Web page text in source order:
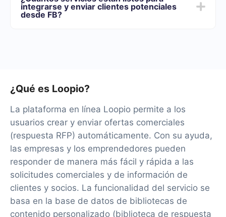
necesidades. Además, tienes la oportunidad de probar
el servicio de forma gratuita durante 14 días.
integrarse y enviar clientes potenciales
desde FB?
¿Qué es Loopio?
La plataforma en línea Loopio permite a los
usuarios crear y enviar ofertas comerciales
(respuesta RFP) automáticamente. Con su ayuda,
las empresas y los emprendedores pueden
responder de manera más fácil y rápida a las
solicitudes comerciales y de información de
clientes y socios. La funcionalidad del servicio se
basa en la base de datos de bibliotecas de
contenido personalizado (biblioteca de respuesta